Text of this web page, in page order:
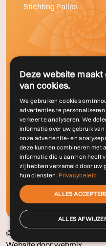
Stichting Pallas
Informatie
Vakanties, vrije- en
studiedagen
Schoolgids & leerling
gegevens
Vacatures
Kinderopvang
Kinderopvang
© 2026
Deze website maakt
van cookies.
We gebruiken cookies om
advertenties te personaliseren
verkeer te analyseren. We
informatie over uw gebruik van
onze advertentie- en
deze kunnen combineren met
informatie die u aan hen heeft
zij hebben verzameld door uw
hun diensten. Privacybeleid
ALLES
ALLES